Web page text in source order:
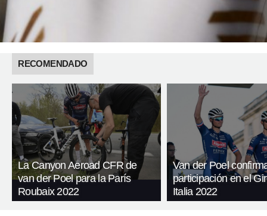
RECOMENDADO
La Canyon Aeroad CFR de
van der Poel para la París
Roubaix 2022
Van der Poel
participación en el
Italia 2022